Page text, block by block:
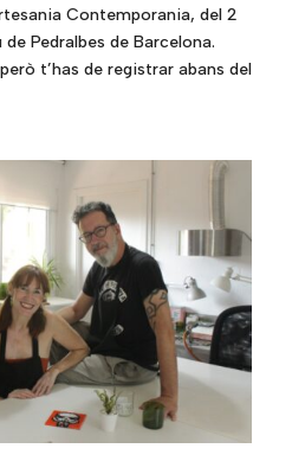
Contemporania, del 2
Pedralbes de Barcelona.
t’has de registrar abans del